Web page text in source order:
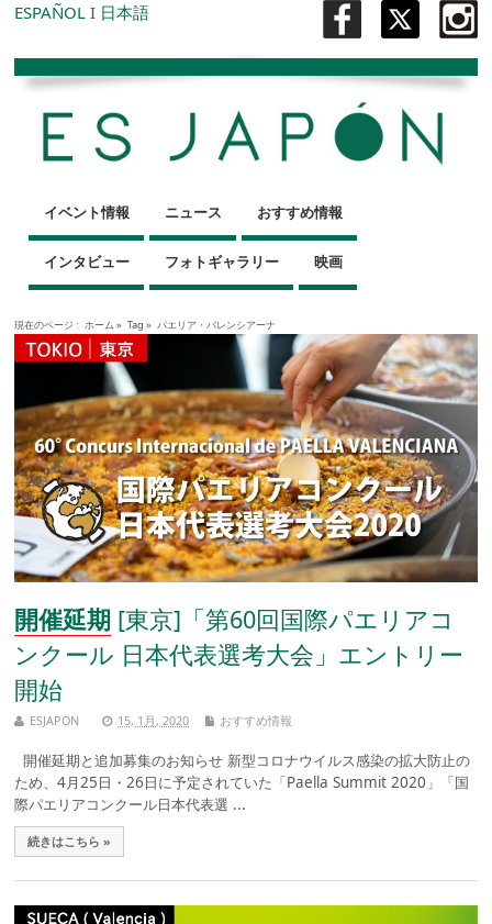
ESPAÑOL I 日本語
イベント情報 ニュース おすすめ情報
インタビュー フォトギャラリー 映画
現在のページ : ホーム » Tag » パエリア・バレンシアーナ
開催延期 [東京]「第60回国際パエリアコ
ンクール 日本代表選考大会」エントリー
開始
ESJAPON 15, 1月, 2020 おすすめ情報
開催延期と追加募集のお知らせ 新型コロナウイルス感染の拡大防止の
ため、4月25日・26日に予定されていた「Paella Summit 2020」「国
際パエリアコンクール日本代表選 ...
続きはこちら »